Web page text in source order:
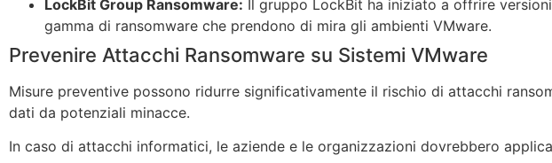
LockBit Group Ransomware: Il gruppo LockBit ha iniziato a offrire
gamma di ransomware che prendono di mira gli ambienti VMware.
Prevenire Attacchi Ransomware su Sistemi VMware
Misure preventive possono ridurre significativamente il rischio di attacchi
dati da potenziali minacce.
In caso di attacchi informatici, le aziende e le organizzazioni dovrebbero